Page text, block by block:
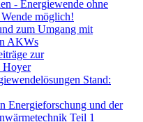
- Energiewende ohne
möglich!
zum Umgang mit
AKWs
zur
Hoyer
Stand:
Energieforschung und der
Teil 1